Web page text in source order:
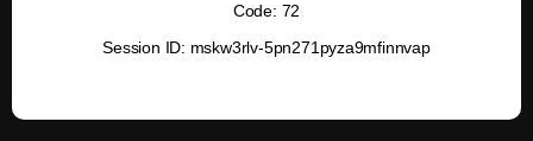
Code: 72
Session ID: mskw3rlv-5pn271pyza9mfinnvap